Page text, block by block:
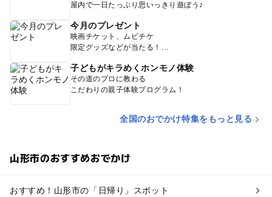
屋内で一日たっぷり思いっきり遊ぼう♪
今月のプレゼント
映画チケット、ムビチケ
限定グッズなどが当たる！
子どもがキラめくホンモノ体験
その道のプロに教わる
こだわりの親子体験プログラム！
全国のおでかけ特集をもっと見る
山形市のおすすめおでかけ
おすすめ！山形市の「日帰り」スポット